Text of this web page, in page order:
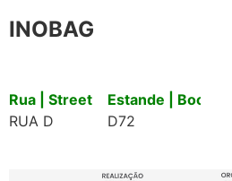
INOBAG
Rua | Street
RUA D
Estande | Booth
D72